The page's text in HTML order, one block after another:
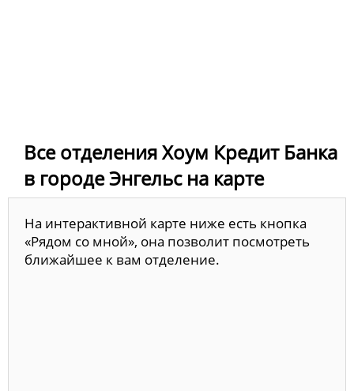
Все отделения Хоум Кредит Банка
в городе Энгельс на карте
На интерактивной карте ниже есть кнопка
«Рядом со мной», она позволит посмотреть
ближайшее к вам отделение.